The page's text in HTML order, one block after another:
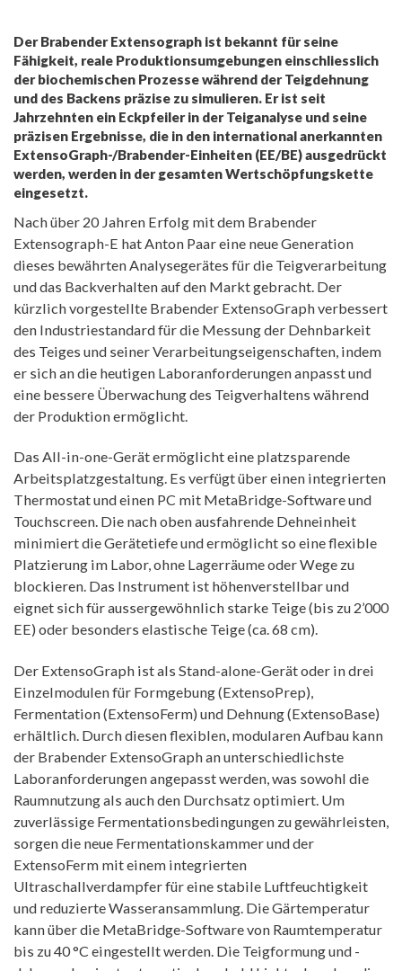
Der Brabender Extensograph ist bekannt für seine
Fähigkeit, reale Produktionsumgebungen einschliesslich
der biochemischen Prozesse während der Teigdehnung
und des Backens präzise zu simulieren. Er ist seit
Jahrzehnten ein Eckpfeiler in der Teiganalyse und seine
präzisen Ergebnisse, die in den international anerkannten
ExtensoGraph-/Brabender-Einheiten (EE/BE) ausgedrückt
werden, werden in der gesamten Wertschöpfungskette
eingesetzt.
Nach über 20 Jahren Erfolg mit dem Brabender
Extensograph-E hat Anton Paar eine neue Generation
dieses bewährten Analysegerätes für die Teigverarbeitung
und das Backverhalten auf den Markt gebracht. Der
kürzlich vorgestellte Brabender ExtensoGraph verbessert
den Industriestandard für die Messung der Dehnbarkeit
des Teiges und seiner Verarbeitungseigenschaften, indem
er sich an die heutigen Laboranforderungen anpasst und
eine bessere Überwachung des Teigverhaltens während
der Produktion ermöglicht.
Das All-in-one-Gerät ermöglicht eine platzsparende
Arbeitsplatzgestaltung. Es verfügt über einen integrierten
Thermostat und einen PC mit MetaBridge-Software und
Touchscreen. Die nach oben ausfahrende Dehneinheit
minimiert die Gerätetiefe und ermöglicht so eine flexible
Platzierung im Labor, ohne Lagerräume oder Wege zu
blockieren. Das Instrument ist höhenverstellbar und
eignet sich für aussergewöhnlich starke Teige (bis zu 2’000
EE) oder besonders elastische Teige (ca. 68 cm).
Der ExtensoGraph ist als Stand-alone-Gerät oder in drei
Einzelmodulen für Formgebung (ExtensoPrep),
Fermentation (ExtensoFerm) und Dehnung (ExtensoBase)
erhältlich. Durch diesen flexiblen, modularen Aufbau kann
der Brabender ExtensoGraph an unterschiedlichste
Laboranforderungen angepasst werden, was sowohl die
Raumnutzung als auch den Durchsatz optimiert. Um
zuverlässige Fermentationsbedingungen zu gewährleisten,
sorgen die neue Fermentationskammer und der
ExtensoFerm mit einem integrierten
Ultraschallverdampfer für eine stabile Luftfeuchtigkeit
und reduzierte Wasseransammlung. Die Gärtemperatur
kann über die MetaBridge-Software von Raumtemperatur
bis zu 40 °C eingestellt werden. Die Teigformung und -